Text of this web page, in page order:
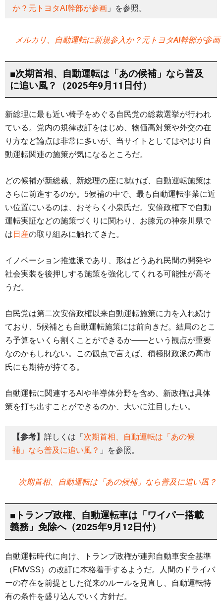
か？元トヨタAI幹部が参画 」を参照。
メルカリ、自動運転に新規参入か？元トヨタAI幹部が参画
■次期首相、自動運転は「あの候補」なら普及
に追い風？（2025年9月11日付）
新総理に最も近い椅子をめぐる自民党の総裁選挙が行われ
ている。党内の規律改訂をはじめ、物価高対策や外交の在
り方など論点は非常に多いが、当サイトとしてはやはり自
動運転関連の施策が気になるところだ。
どの候補が新総裁、新総理の座に就けば、自動運転施策は
さらに前進するのか。5候補の中で、最も自動運転事業に近
い位置にいるのは、おそらく小泉氏だ。安倍政権下で自動
運転実証などの施策づくりに関わり、お膝元の神奈川県で
は 日産の取り組みに触れてきた。
イノベーション推進派であり、形はどうあれ民間の開発や
社会実装を後押しする施策を強化してくれる可能性が高そ
うだ。
自民党は第二次安倍政権以来自動運転施策に力を入れ続け
ており、5候補とも自動運転施策には前向きだ。結局のとこ
ろ予算をいくら割くことができるか――という観点が重要
なのかもしれない。この観点で言えば、積極財政派の高市
氏にも期待が持てる。
自動運転に関連するAIや半導体分野を含め、新政権は具体
策を打ち出すことができるのか、大いに注目したい。
【参考】 詳しくは「 次期首相、自動運転は「あの候
補」なら普及に追い風？ 」を参照。
次期首相、自動運転は「あの候補」なら普及に追い風？
■トランプ政権、自動運転車は「ワイパー搭載
義務」免除へ（2025年9月12日付）
自動運転時代に向け、トランプ政権が連邦自動車安全基準
（FMVSS）の改訂に本格着手するようだ。人間のドライバ
ーの存在を前提とした従来のルールを見直し、自動運転特
有の条件を盛り込んでいく方針だ。